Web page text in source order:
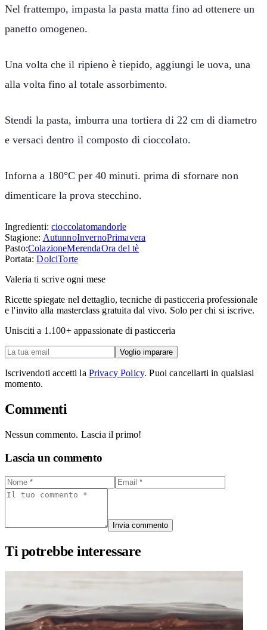
Nel frattempo, impasta la pasta matta fino ad ottenere un
panetto omogeneo.
Una volta che il ripieno è tiepido, aggiungi le uova, una
alla volta fino al totale assorbimento.
Stendi la pasta, imburra una tortiera di 22 cm di diametro
e versaci dentro il composto di cioccolato.
Inforna a 180°C per 40 minuti. prima di sfornare non
dimenticare la prova stecchino.
Ingredienti:cioccolatomandorle
Stagione: AutunnoInvernoPrimavera
Pasto:ColazioneMerendaOra del tè
Portata:DolciTorte
Valeria ti scrive ogni mese
Ricette spiegate nel dettaglio, tecniche di pasticceria professionale
e l'invito alla masterclass gratuita dal vivo. Solo per chi si iscrive.
Unisciti a 1.100+ appassionate di pasticceria
Voglio imparare
Iscrivendoti accetti la Privacy Policy. Puoi cancellarti in qualsiasi
momento.
Commenti
Nessun commento. Lascia il primo!
Lascia un commento
Invia commento
Ti potrebbe interessare